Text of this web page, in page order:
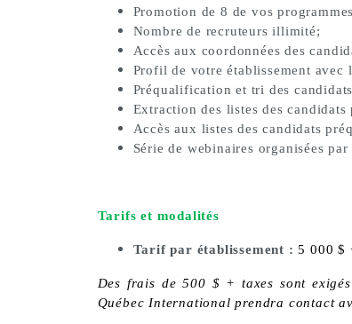
Promotion de 8 de vos
Nombre de recruteurs illimité;
Accès aux coordonnées des
Profil de votre établissement
Préqualification et tri des
Extraction des listes des
Accès aux listes des candidats
Série de webinaires organisées
Tarifs et modalités
Tarif par établissement : 5 000 $
Des frais de 500 $ + taxes sont
Québec International prendra contact